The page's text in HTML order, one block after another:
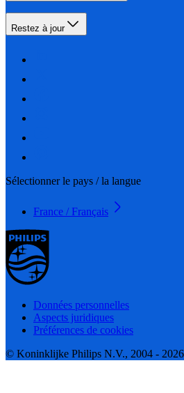
Restez à jour
Sélectionner le pays / la langue
France / Français
Données personnelles
Aspects juridiques
Préférences de cookies
© Koninklijke Philips N.V., 2004 -